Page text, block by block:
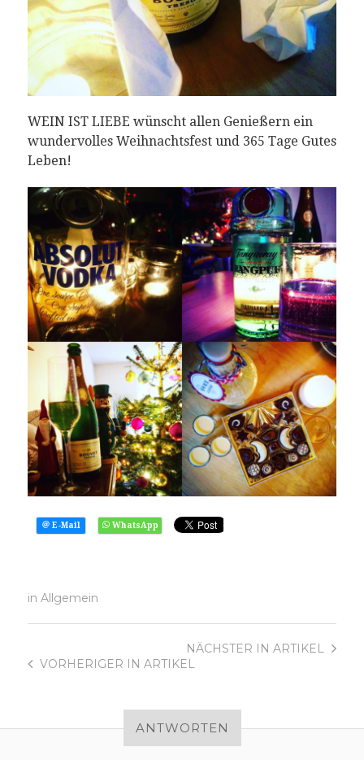
WEIN IST LIEBE wünscht allen Genießern ein
wundervolles Weihnachtsfest und 365 Tage Gutes
Leben!
in Allgemein
NÄCHSTER IN ARTIKEL
VORHERIGER IN ARTIKEL
ANTWORTEN